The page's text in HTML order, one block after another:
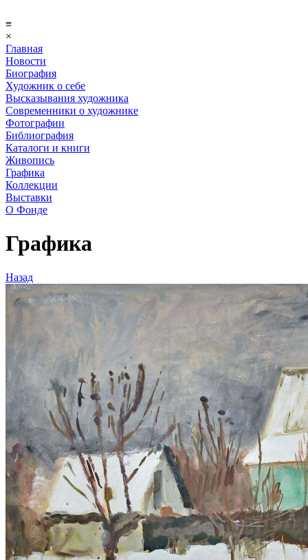
≡
×
Главная
Новости
Биография
Художник о себе
Выcказывания художника
Современники о художнике
Фотографии
Библиография
Каталоги и книги
Живопись
Графика
Коллекции
Выставки
О Фонде
Графика
Назад